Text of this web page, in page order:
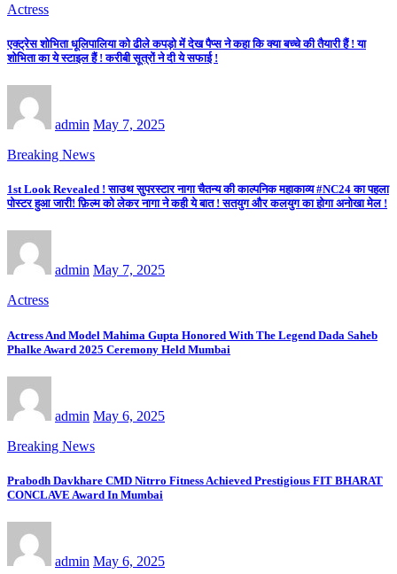
Actress
एक्ट्रेस शोभिता धूलिपालिया को ढीले कपड़ो में देख पैप्स ने कहा कि क्या बच्चे की तैयारी हैं ! या
शोभिता का ये स्टाइल हैं ! करीबी सूत्रों ने दी ये सफाई !
admin May 7, 2025
Breaking News
1st Look Revealed ! साउथ सुपरस्टार नागा चैतन्य की काल्पनिक महाकाव्य #NC24 का पहला
पोस्टर हुआ जारी! फ़िल्म को लेकर नागा ने कही ये बात ! सतयुग और कलयुग का होगा अनोखा मेल !
admin May 7, 2025
Actress
Actress And Model Mahima Gupta Honored With The Legend Dada Saheb
Phalke Award 2025 Ceremony Held Mumbai
admin May 6, 2025
Breaking News
Prabodh Davkhare CMD Nitrro Fitness Achieved Prestigious FIT BHARAT
CONCLAVE Award In Mumbai
admin May 6, 2025